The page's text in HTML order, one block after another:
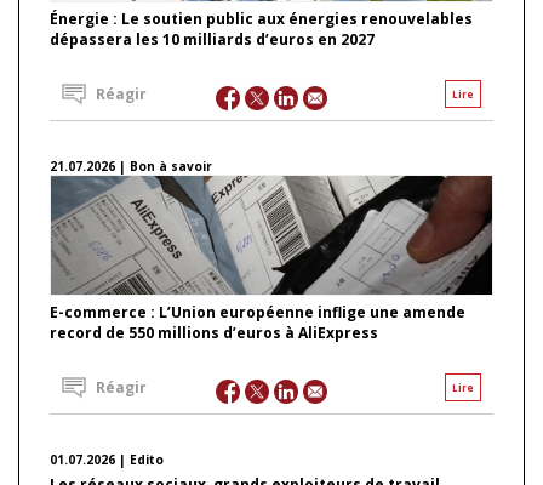
Énergie : Le soutien public aux énergies renouvelables
dépassera les 10 milliards d’euros en 2027
Lire
Réagir
21.07.2026 | Bon à savoir
E-commerce : L’Union européenne inflige une amende
record de 550 millions d’euros à AliExpress
Lire
Réagir
01.07.2026 | Edito